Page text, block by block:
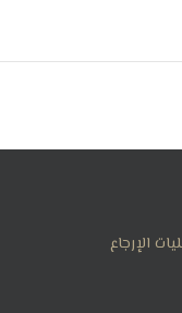
الإرجاع